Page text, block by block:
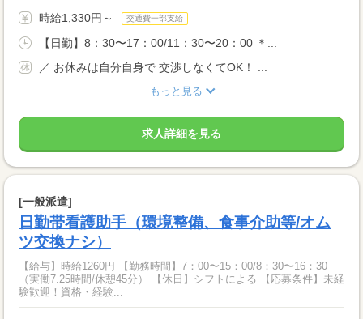
時給1,330円～ 交通費一部支給
【日勤】8：30〜17：00/11：30〜20：00 ＊...
／ お休みは自分自身で 交渉しなくてOK！ ...
もっと見る
求人詳細を見る
[一般派遣]
日勤帯看護助手（環境整備、食事介助等/オム
ツ交換ナシ）
【給与】時給1260円 【勤務時間】7：00〜15：00/8：30〜16：30
（実働7.25時間/休憩45分） 【休日】シフトによる 【応募条件】未経
験歓迎！資格・経験...